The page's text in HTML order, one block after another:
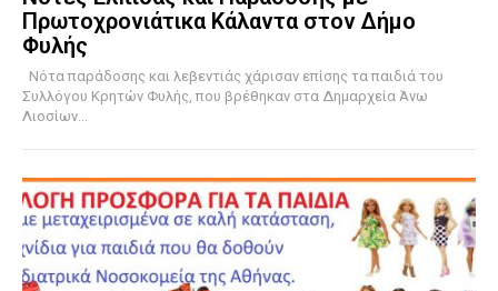
Πρωτοχρονιάτικα Κάλαντα στον Δήμο
Φυλής
Νότα παράδοσης και λεβεντιάς χάρισαν επίσης τα παιδιά του
Συλλόγου Κρητών Φυλής, που βρέθηκαν στα Δημαρχεία Άνω
Λιοσίων...